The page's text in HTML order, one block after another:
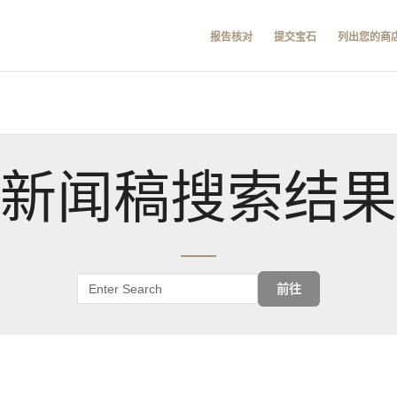
报告核对 提交宝石 列出您的商
新闻稿搜索结果
前往